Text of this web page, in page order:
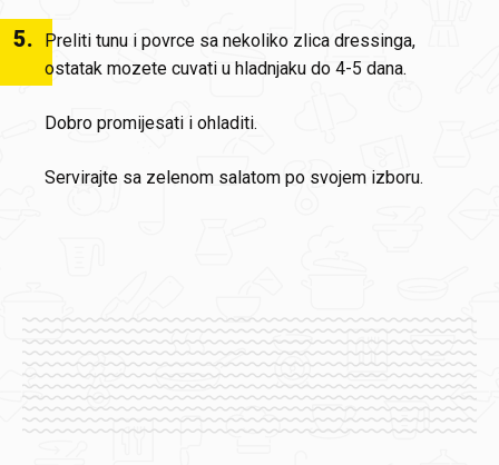
5.
Preliti tunu i povrce sa nekoliko zlica dressinga,
ostatak mozete cuvati u hladnjaku do 4-5 dana.
Dobro promijesati i ohladiti.
Servirajte sa zelenom salatom po svojem izboru.